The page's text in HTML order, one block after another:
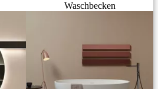
Waschbecken